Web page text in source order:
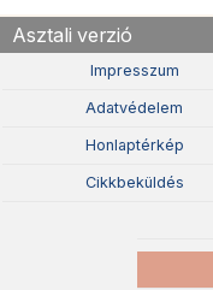
Asztali verzió
Impresszum
Adatvédelem
Honlaptérkép
Cikkbeküldés